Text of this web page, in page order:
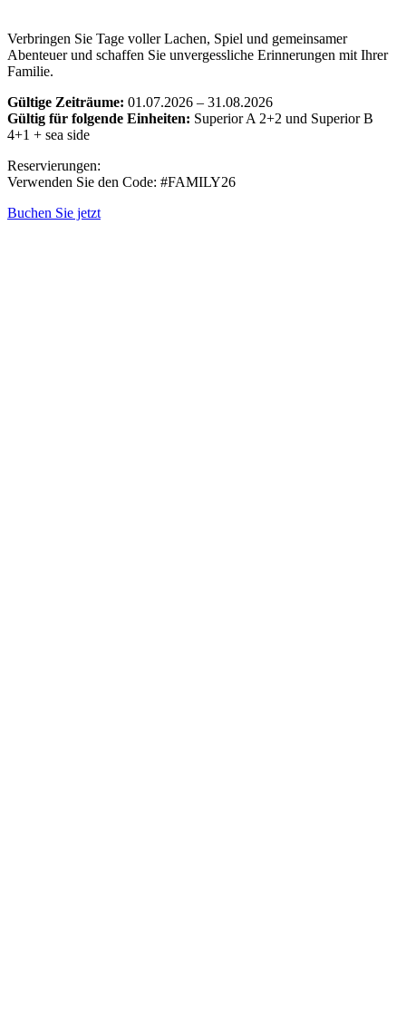
Verbringen Sie Tage voller Lachen, Spiel und gemeinsamer
Abenteuer und schaffen Sie unvergessliche Erinnerungen mit Ihrer
Familie.
Gültige Zeiträume: 01.07.2026 – 31.08.2026
Gültig für folgende Einheiten: Superior A 2+2 und Superior B
4+1 + sea side
Reservierungen:
Verwenden Sie den Code: #FAMILY26
Buchen Sie jetzt